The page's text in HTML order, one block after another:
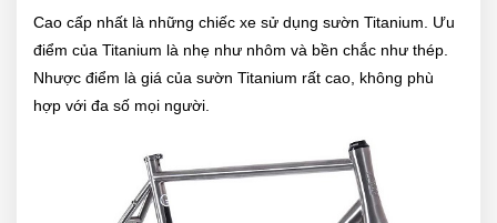
Cao cấp nhất là những chiếc xe sử dụng sườn Titanium. Ưu
điểm của Titanium là nhẹ như nhôm và bền chắc như thép.
Nhược điểm là giá của sườn Titanium rất cao, không phù
hợp với đa số mọi người.